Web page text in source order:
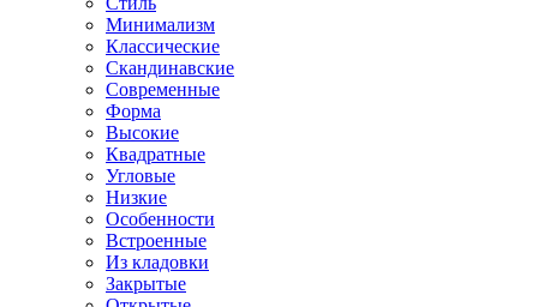
Минимализм
Классические
Скандинавские
Современные
Форма
Высокие
Квадратные
Угловые
Низкие
Особенности
Встроенные
Из кладовки
Закрытые